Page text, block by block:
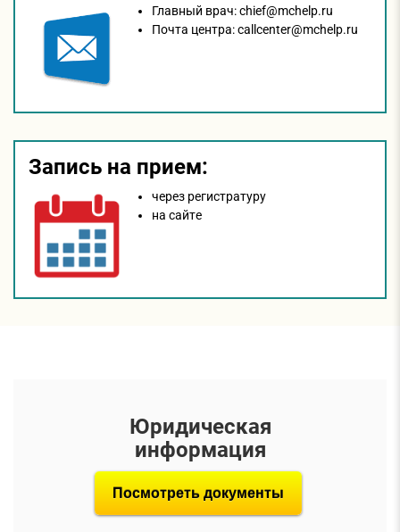
Главный врач:chief@mchelp.ru
Почта центра:callcenter@mchelp.ru
Запись на прием:
через регистратуру
на сайтe
Юридическая
информация
Посмотреть документы